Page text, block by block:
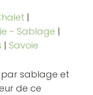
|
- Sablage |
| Savoie
par sablage et
de ce